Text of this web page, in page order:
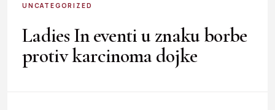
UNCATEGORIZED
Ladies In eventi u znaku borbe
protiv karcinoma dojke